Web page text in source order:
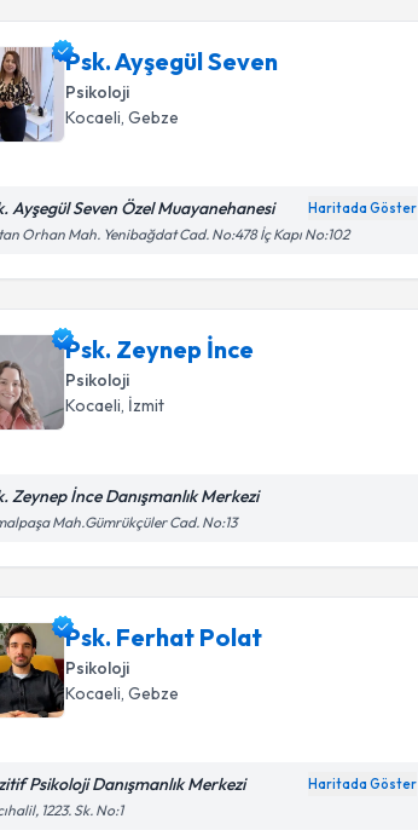
Psk. Ayşegül Seven
Psikoloji
Kocaeli, Gebze
Ayşegül Seven Özel Muayanehanesi Haritada Göster
Orhan Mah. Yenibağdat Cad. No:478 İç Kapı No:102
Psk. Zeynep İnce
Psikoloji
Kocaeli, İzmit
Zeynep İnce Danışmanlık Merkezi
Mah.Gümrükçüler Cad. No:13
Psk. Ferhat Polat
Psikoloji
Kocaeli, Gebze
Psikoloji Danışmanlık Merkezi Haritada Göster
1223. Sk. No:1